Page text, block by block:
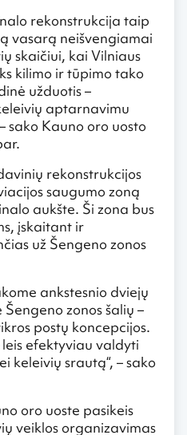
rekonstrukcija taip
vasarą neišvengiamai
skaičiui, kai Vilniaus
kilimo ir tūpimo tako
užduotis –
aptarnavimu
sako Kauno oro uosto
rekonstrukcijos
saugumo zoną
aukšte. Ši zona bus
įskaitant ir
už Šengeno zonos
ankstesnio dviejų
zonos šalių –
postų koncepcijos.
efektyviau valdyti
keleivių srautą“, – sako
oro uoste pasikeis
veiklos organizavimas